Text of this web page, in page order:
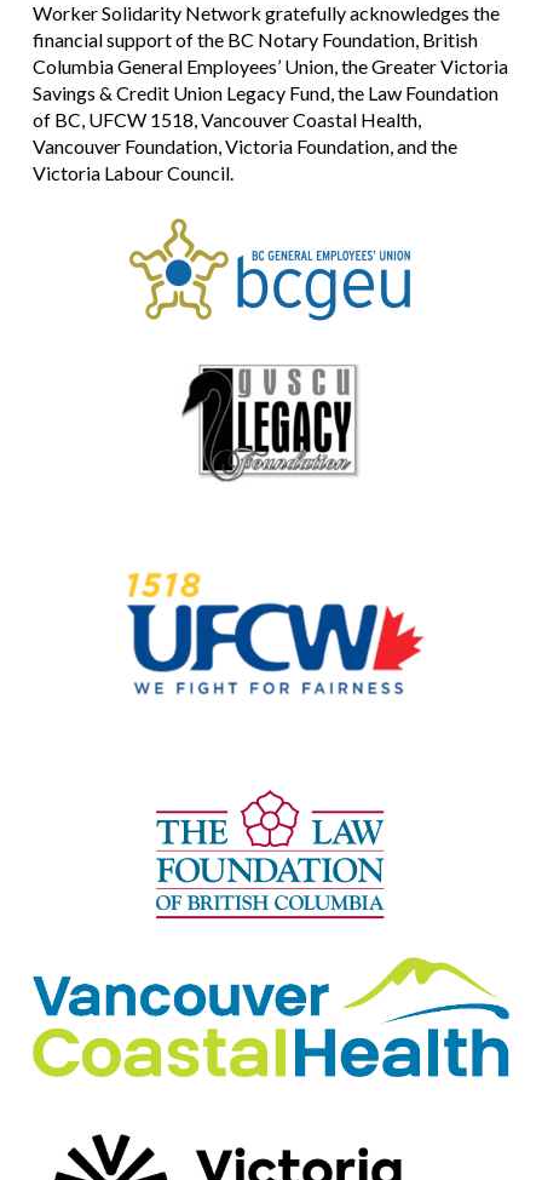
Worker Solidarity Network gratefully acknowledges the
financial support of the BC Notary Foundation, British
Columbia General Employees’ Union, the Greater Victoria
Savings & Credit Union Legacy Fund, the Law Foundation
of BC, UFCW 1518, Vancouver Coastal Health,
Vancouver Foundation, Victoria Foundation, and the
Victoria Labour Council.